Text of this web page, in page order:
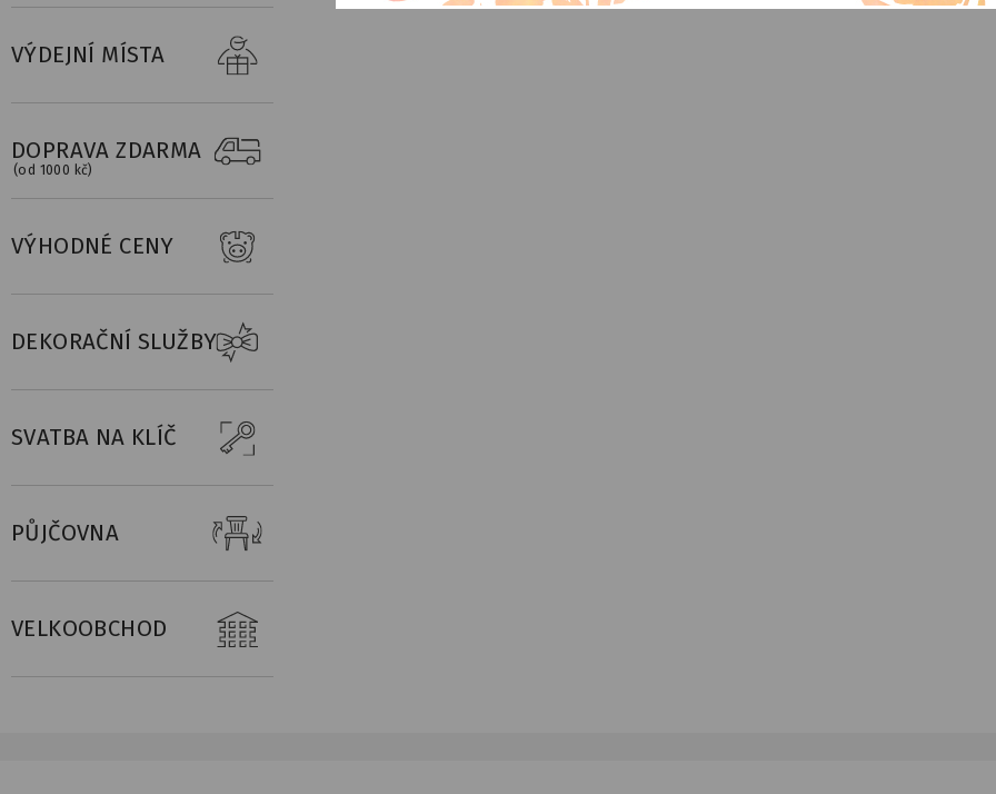
VÝDEJNÍ MÍSTA
DOPRAVA ZDARMA
(od 1000 kč)
VÝHODNÉ CENY
DEKORAČNÍ SLUŽBY
SVATBA NA KLÍČ
PŮJČOVNA
VELKOOBCHOD